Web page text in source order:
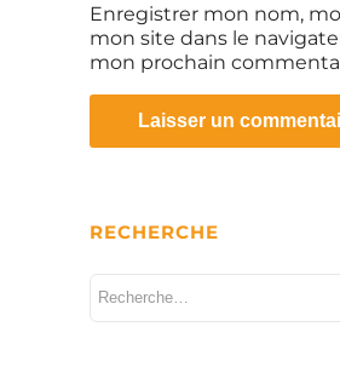
Enregistrer mon nom,
mon site dans le
mon prochain
RECHERCHE